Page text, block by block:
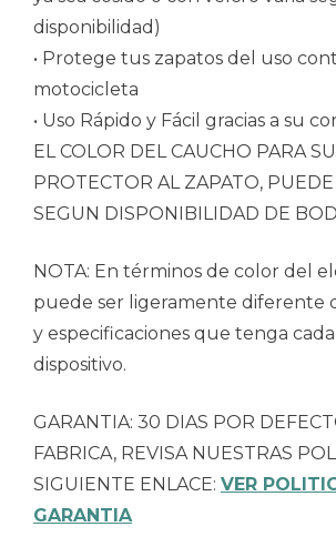
disponibilidad)
• Protege tus zapatos del uso
motocicleta
• Uso Rápido y Fácil gracias a su
EL COLOR DEL CAUCHO PARA
PROTECTOR AL ZAPATO,
SEGUN DISPONIBILIDAD DE
NOTA: En términos de color del
puede ser ligeramente diferente
y especificaciones que tenga
dispositivo.
GARANTIA: 30 DIAS POR
FABRICA, REVISA NUESTRAS
SIGUIENTE ENLACE: VER
GARANTIA